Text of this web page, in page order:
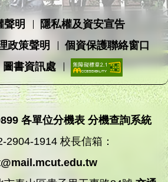
聲明
隱私權及資安宣告
政策聲明
個資保護聯絡窗口
書資訊處
各單位分機表 分機查詢系統
2904-1914 校長信箱：